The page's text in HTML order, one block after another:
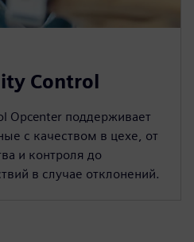
Control
Opcenter поддерживает
с качеством в цехе, от
и контроля до
в случае отклонений.